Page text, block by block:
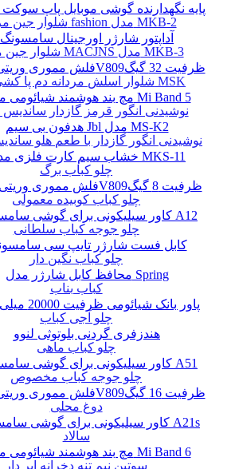
شلوار جین مردانه fashion مدل MKB-2
شلوار جین مردانه MACJNS مدل MKB-3
شلوار اسلش مردانه دم پا کشی مدل MSK
نوشیدنی انگور قرمز گازدار ساندیس - 1
نوشیدنی انگور گازدار با طعم هلو ساندیس - 1
چلو کباب برگ
چلو کباب کوبیده معمولی
چلو جوجه کباب سلطانی
چلو کباب نگین دار
کباب بناب
چلو آجی کباب
چلو کباب ماهی
چلو جوجه کباب مخصوص
دوغ محلی
سالاد
سوتین نیم تنه دخرانه ابر دار
پایه نگهدارنده گوشی موبایل پاپ
آداپتور شارژر اورجینال سامسونگ
فلش مموری وریتی مدلV809ظرفیت 32 گیگ
مچ بند هوشمند شیائومی مدل Mi Band 5
هدفون بی سیم Jbl مدل MS-K2
خشاب سیم کارت فلزی مدل MKS-11
فلش مموری وریتی مدلV809ظرفیت 8 گیگ
کاور سیلیکونی برای گوشی سامسونگ A12
کابل فست شارژر تایپ سی
محافظ کابل شارژر مدل Spring
پاور بانک شیائومی ظرفیت 20000 میلی آمپر
هندزفری گردنی بلوتوثی لنوو
کاور سیلیکونی برای گوشی سامسونگ A51
فلش مموری وریتی مدلV809ظرفیت 16 گیگ
کاور سیلیکونی برای گوشی سامسونگ A21s
مچ بند هوشمند شیائومی مدل Mi Band 6